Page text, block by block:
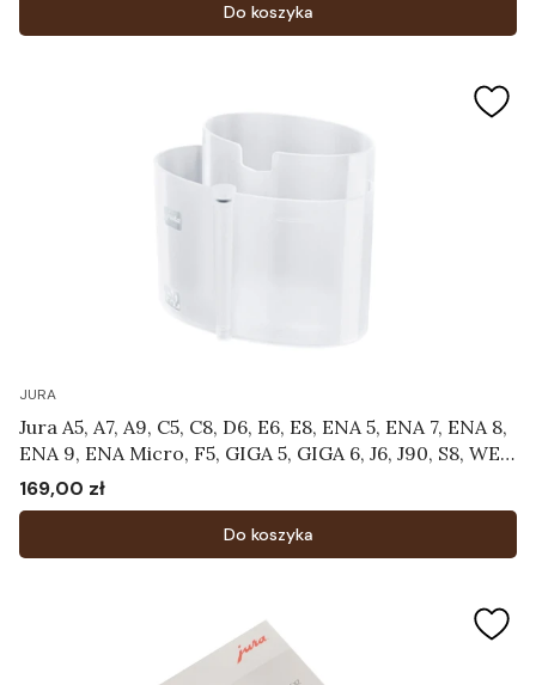
Do koszyka
JURA
Jura A5, A7, A9, C5, C8, D6, E6, E8, ENA 5, ENA 7, ENA 8,
ENA 9, ENA Micro, F5, GIGA 5, GIGA 6, J6, J90, S8, WE8
- Pojemnik do czyszczenia systemu mlecznego
Art.24219
Cena
169,00 zł
Do koszyka